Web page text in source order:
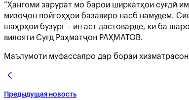
“Ҳангоми зарурат мо барои ширкатҳои суғдӣ
мизоҷон пойгоҳҳои базавиро насб намудем.
шаҳрҳои бузург – ин аст дастоварде, ки ба
вилояти Суғд Раҳматҷон РАҲМАТОВ.
Маълумоти муфассалро дар бораи
Предыдущая новость